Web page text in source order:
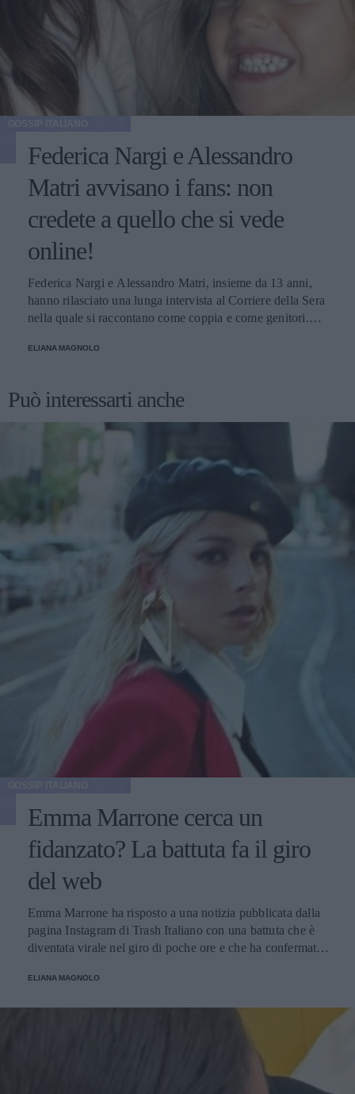
Federica Nargi e Alessandro
Matri avvisano i fans: non
credete a quello che si vede
online!
Federica Nargi e Alessandro Matri, insieme da 13 anni,
hanno rilasciato una lunga intervista al Corriere della Sera
nella quale si raccontano come coppia e come genitori.
credete alle coppie che non litigano mai!
ELIANA MAGNOLO
Può interessarti anche
Emma Marrone cerca un
fidanzato? La battuta fa il giro
del web
Emma Marrone ha risposto a una notizia pubblicata dalla
pagina Instagram di Trash Italiano con una battuta che è
diventata virale nel giro di poche ore e che ha confermato
una caratteristica tra le più apprezzate dai suoi fan.
ELIANA MAGNOLO